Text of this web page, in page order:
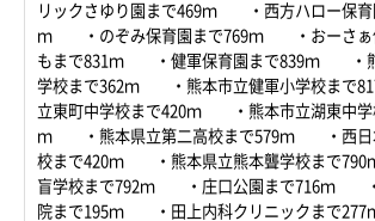
リックさゆり園まで469ｍ ・西方ハロー保育
ｍ ・のぞみ保育園まで769ｍ ・おーさぁ
もまで831ｍ ・健軍保育園まで839ｍ ・熊
学校まで362ｍ ・熊本市立健軍小学校まで
立東町中学校まで420ｍ ・熊本市立湖東中学
ｍ ・熊本県立第二高校まで579ｍ ・西日
校まで420ｍ ・熊本県立熊本聾学校まで
盲学校まで792ｍ ・庄口公園まで716ｍ ・
院まで195ｍ ・田上内科クリニックまで